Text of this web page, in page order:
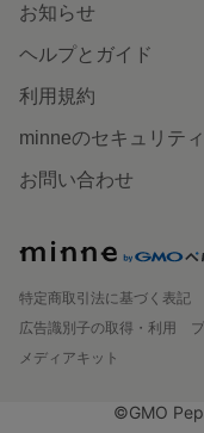
お知らせ
ヘルプとガイド
利用規約
minneのセキュリティ
お問い合わせ
特定商取引法に基づく表記
広告識別子の取得・利用
メディアキット
©GMO